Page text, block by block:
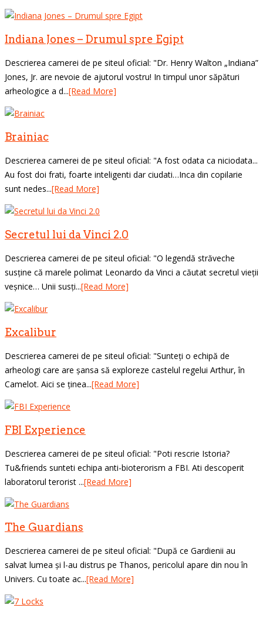
Indiana Jones – Drumul spre Egipt
Descrierea camerei de pe siteul oficial: "Dr. Henry Walton „Indiana”
Jones, Jr. are nevoie de ajutorul vostru! In timpul unor săpături
arheologice a d...[Read More]
Brainiac
Descrierea camerei de pe siteul oficial: "A fost odata ca niciodata...
Au fost doi frati, foarte inteligenti dar ciudati…Inca din copilarie
sunt nedes...[Read More]
Secretul lui da Vinci 2.0
Descrierea camerei de pe siteul oficial: "O legendă străveche
susține că marele polimat Leonardo da Vinci a căutat secretul vieții
veșnice… Unii susți...[Read More]
Excalibur
Descrierea camerei de pe siteul oficial: "Sunteți o echipă de
arheologi care are șansa să exploreze castelul regelui Arthur, în
Camelot. Aici se ținea...[Read More]
FBI Experience
Descrierea camerei de pe siteul oficial: "Poti rescrie Istoria?
Tu&friends sunteti echipa anti-bioterorism a FBI. Ati descoperit
laboratorul terorist ...[Read More]
The Guardians
Descrierea camerei de pe siteul oficial: "După ce Gardienii au
salvat lumea și l-au distrus pe Thanos, pericolul apare din nou în
Univers. Cu toate ac...[Read More]